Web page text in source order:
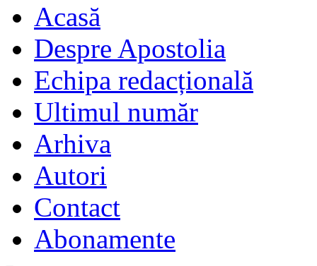
Acasă
Despre Apostolia
Echipa redacțională
Ultimul număr
Arhiva
Autori
Contact
Abonamente